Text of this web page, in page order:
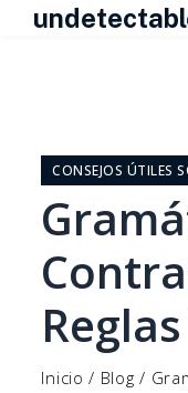
contenidoCONSEJOS ÚTILES
Inicio / Blog /